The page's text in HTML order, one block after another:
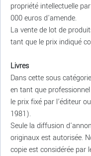
propriété intellectuelle
000 euros d'amende.
La vente de lot de
tant que le prix indiqué
Livres
Dans cette sous
en tant que
le prix fixé par l’éditeur
1981).
Seule la diffusion
originaux est autorisée.
copie est considérée par